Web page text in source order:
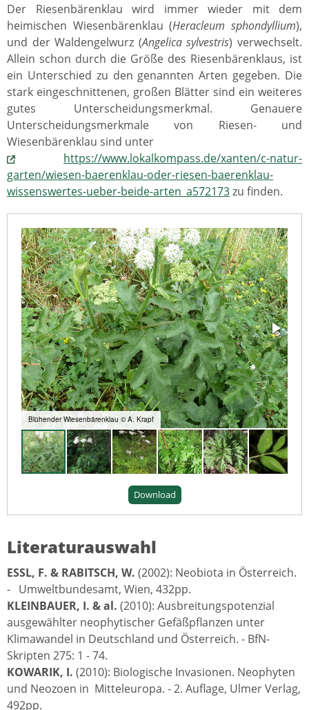
Der Riesenbärenklau wird immer wieder mit dem
heimischen Wiesenbärenklau (Heracleum sphondyllium),
und der Waldengelwurz (Angelica sylvestris) verwechselt.
Allein schon durch die Größe des Riesenbärenklaus, ist
ein Unterschied zu den genannten Arten gegeben. Die
stark eingeschnittenen, großen Blätter sind ein weiteres
gutes Unterscheidungsmerkmal. Genauere
Unterscheidungsmerkmale von Riesen- und
Wiesenbärenklau sind unter
https://www.lokalkompass.de/xanten/c-natur-
garten/wiesen-baerenklau-oder-riesen-baerenklau-
wissenswertes-ueber-beide-arten_a572173zu finden.
Blühender Wiesenbärenklau © A. Krapf
Download
Literaturauswahl
ESSL, F. & RABITSCH, W. (2002): Neobiota in Österreich.
- Umweltbundesamt, Wien, 432pp.
KLEINBAUER, I. & al. (2010): Ausbreitungspotenzial
ausgewählter neophytischer Gefäßpflanzen unter
Klimawandel in Deutschland und Österreich. - BfN-
Skripten 275: 1 - 74.
KOWARIK, I. (2010): Biologische Invasionen. Neophyten
und Neozoen in Mitteleuropa. - 2. Auflage, Ulmer Verlag,
492pp.